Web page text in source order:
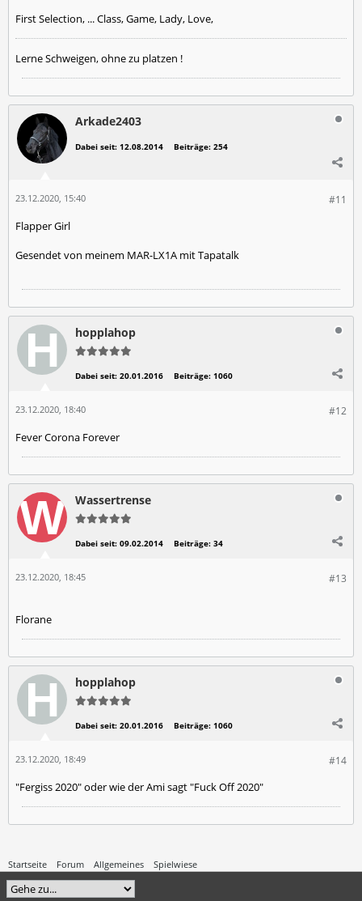
First Selection, ... Class, Game, Lady, Love,
Lerne Schweigen, ohne zu platzen !
Arkade2403
Dabei seit: 12.08.2014 Beiträge: 254
#11
23.12.2020, 15:40
Flapper Girl
Gesendet von meinem MAR-LX1A mit Tapatalk
hopplahop
Dabei seit: 20.01.2016 Beiträge: 1060
#12
23.12.2020, 18:40
Fever Corona Forever
Wassertrense
Dabei seit: 09.02.2014 Beiträge: 34
#13
23.12.2020, 18:45
Florane
hopplahop
Dabei seit: 20.01.2016 Beiträge: 1060
#14
23.12.2020, 18:49
"Fergiss 2020" oder wie der Ami sagt "Fuck Off 2020"
Startseite Forum Allgemeines Spielwiese